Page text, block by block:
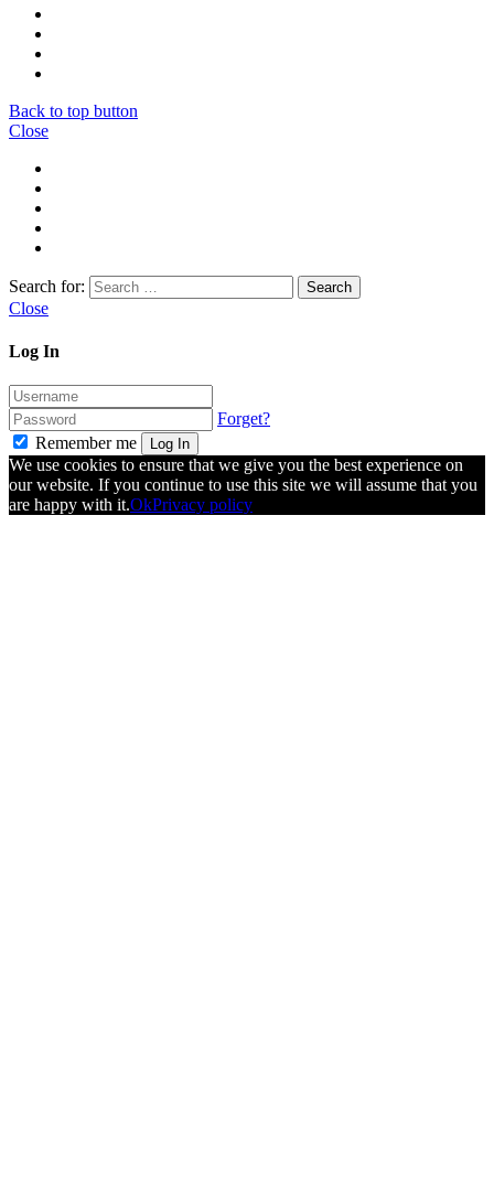
Back to top button
Close
Search for:
Close
Log In
Forget?
Remember me
Log In
We use cookies to ensure that we give you the best experience on
our website. If you continue to use this site we will assume that you
are happy with it.OkPrivacy policy